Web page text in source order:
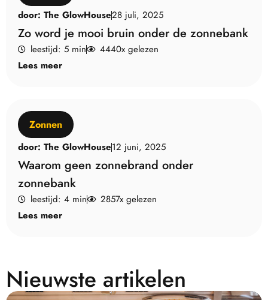
door: The GlowHouse28 juli, 2025
Zo word je mooi bruin onder de zonnebank
leestijd: 5 min
4440x gelezen
Lees meer
Zonnen
door: The GlowHouse12 juni, 2025
Waarom geen zonnebrand onder
zonnebank
leestijd: 4 min
2857x gelezen
Lees meer
Nieuwste artikelen